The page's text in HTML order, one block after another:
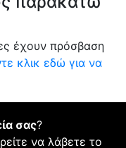
έχουν πρόσβαση
κλικ εδώ για να
σας?
να λάβετε το